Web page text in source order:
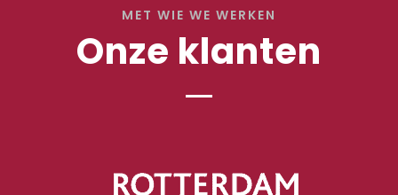
MET WIE WE WERKEN
Onze klanten